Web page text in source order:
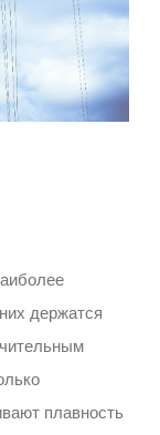
держатся
плавность